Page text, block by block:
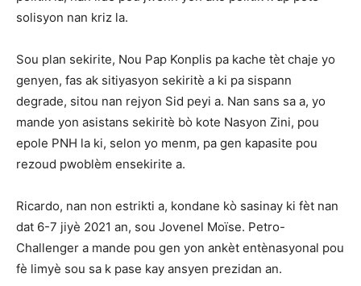
solisyon nan kriz la.
Sou plan sekirite, Nou Pap Konplis pa kache tèt chaje yo
genyen, fas ak sitiyasyon sekiritè a ki pa sispann
degrade, sitou nan rejyon Sid peyi a. Nan sans sa a, yo
mande yon asistans sekiritè bò kote Nasyon Zini, pou
epole PNH la ki, selon yo menm, pa gen kapasite pou
rezoud pwoblèm ensekirite a.
Ricardo, nan non estrikti a, kondane kò sasinay ki fèt nan
dat 6-7 jiyè 2021 an, sou Jovenel Moïse. Petro-
Challenger a mande pou gen yon ankèt entènasyonal pou
fè limyè sou sa k pase kay ansyen prezidan an.